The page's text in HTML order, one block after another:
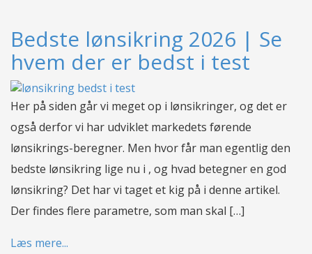
Bedste lønsikring 2026 | Se
hvem der er bedst i test
Her på siden går vi meget op i lønsikringer, og det er
også derfor vi har udviklet markedets førende
lønsikrings-beregner. Men hvor får man egentlig den
bedste lønsikring lige nu i , og hvad betegner en god
lønsikring? Det har vi taget et kig på i denne artikel.
Der findes flere parametre, som man skal […]
Læs mere...